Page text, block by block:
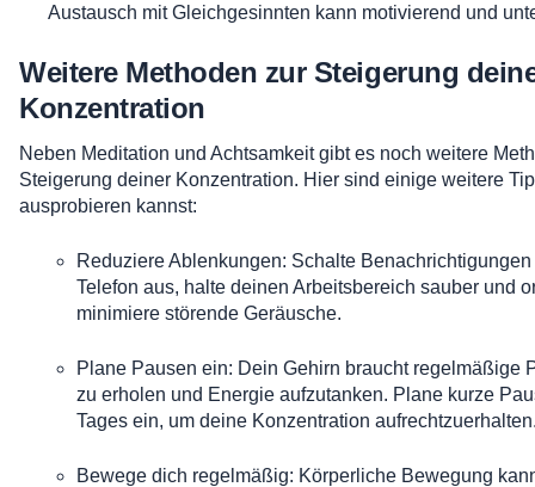
Austausch mit Gleichgesinnten kann motivierend und
Weitere Methoden zur Steigerung
Konzentration
Neben Meditation und Achtsamkeit gibt es noch weitere
Steigerung deiner Konzentration. Hier sind einige weitere
ausprobieren kannst:
Reduziere Ablenkungen: Schalte
Telefon aus, halte deinen Arbeitsbereich sauber und
minimiere störende Geräusche.
Plane Pausen ein: Dein Gehirn braucht regelmäßige
zu erholen und Energie aufzutanken. Plane kurze
Tages ein, um deine Konzentration
Bewege dich regelmäßig: Körperliche Bewegung